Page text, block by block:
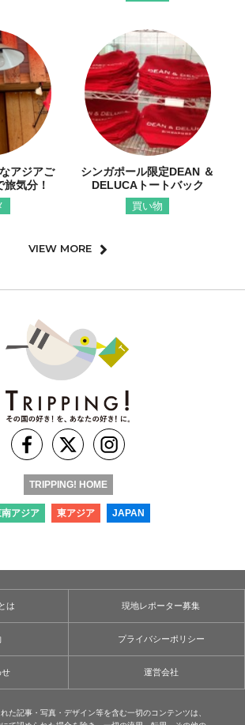
アジアご
気分！
シンガポール限定DEAN ＆
DELUCAトートバック
買い物
VIEW MORE
TRIPPING! HOME
アジア 東アジア JAPAN
は 現地レポーター募集
プライバシーポリシー
せ 運営会社
た記事・写真・デザイン等を含む⼀切のコンテンツは、